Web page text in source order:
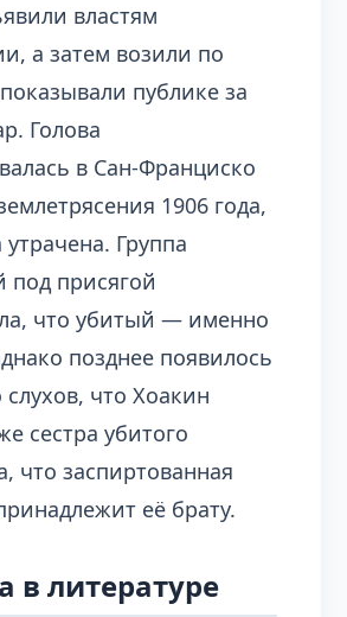
властям
а затем возили по
публике за
Голова
в Сан-Франциско
1906 года,
Группа
под присягой
что убитый — именно
позднее появилось
что Хоакин
сестра убитого
что заспиртованная
её брату.
в литературе